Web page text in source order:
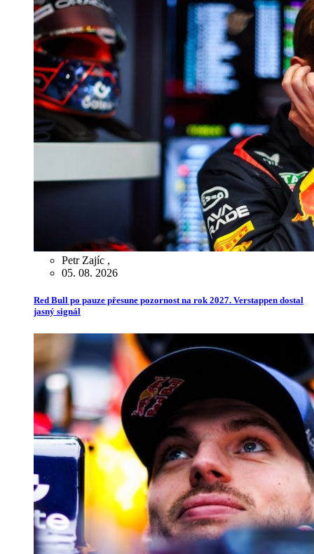
Petr Zajíc ,
05. 08. 2026
Red Bull po pauze přesune pozornost na rok 2027. Verstappen dostal
jasný signál